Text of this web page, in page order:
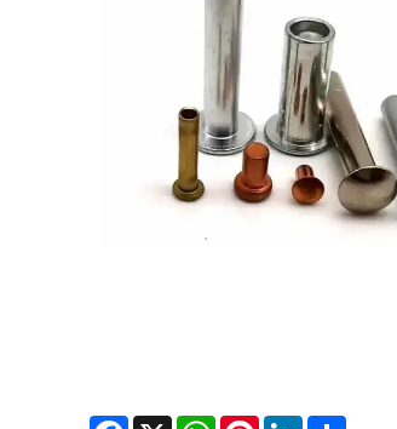
Facebook X
WhatsAppPinterestLinkedInShare